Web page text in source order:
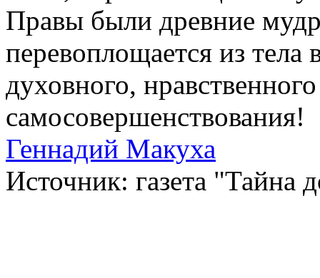
Правы были древние
перевоплощается из тела
духовного,
самосовершенствования!
Геннадий Макуха
Источник: газета "Тайна